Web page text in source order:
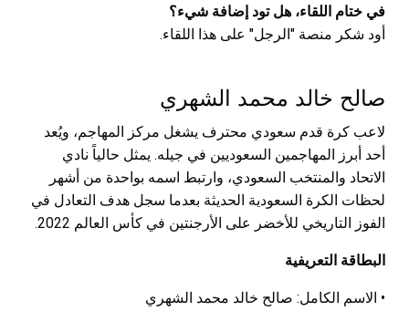
في ختام اللقاء، هل تود إضافة شيء؟
أود شكر منصة "الرجل" على هذا اللقاء.
صالح خالد محمد الشهري
لاعب كرة قدم سعودي محترف يشغل مركز المهاجم، ويُعد
أحد أبرز المهاجمين السعوديين في جيله. يمثل حالياً نادي
الاتحاد والمنتخب السعودي، وارتبط اسمه بواحدة من أشهر
لحظات الكرة السعودية الحديثة بعدما سجل هدف التعادل في
الفوز التاريخي للأخضر على الأرجنتين في كأس العالم 2022.
البطاقة التعريفية
• الاسم الكامل: صالح خالد محمد الشهري